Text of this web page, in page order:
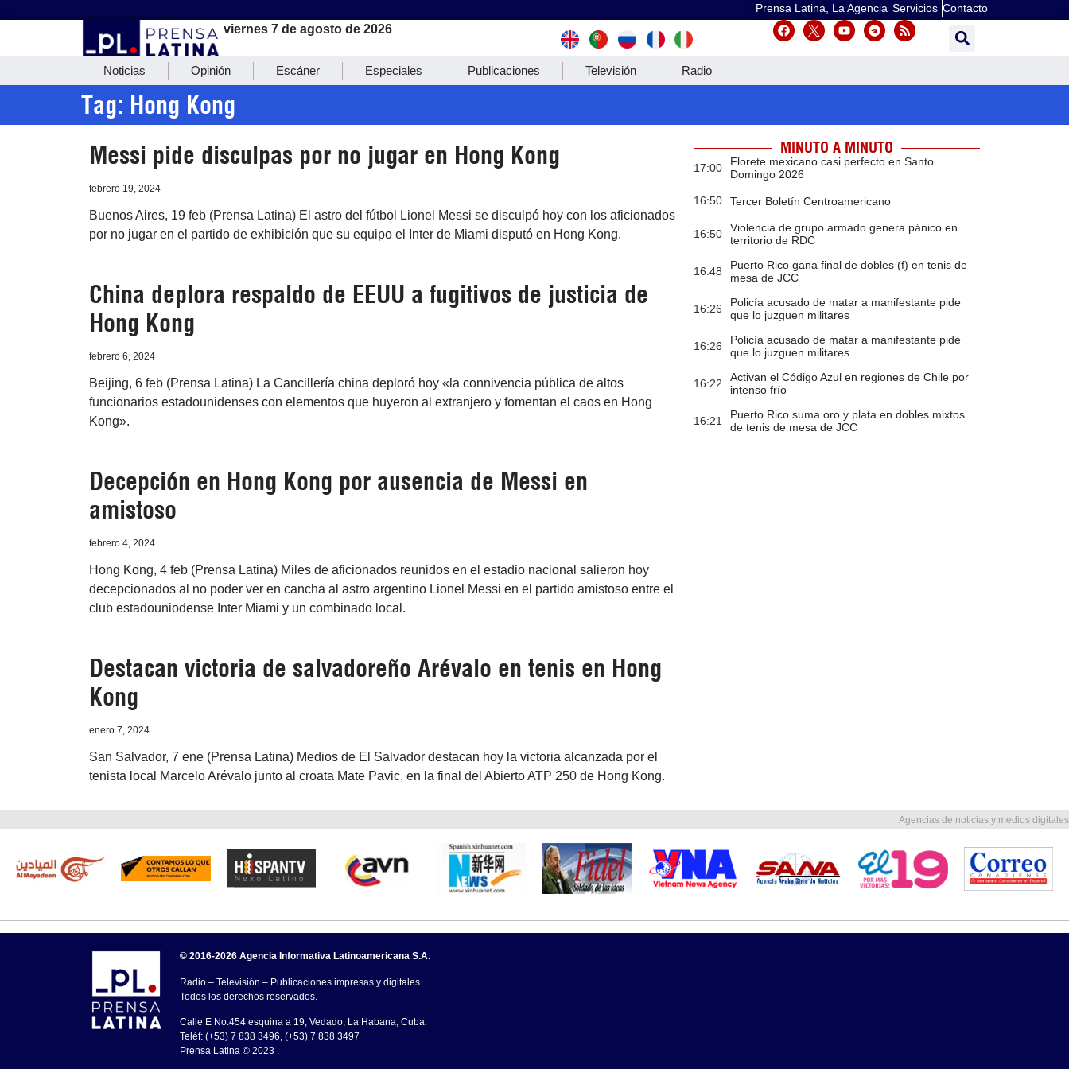
Prensa Latina, La Agencia Servicios Contacto
viernes 7 de agosto de 2026
Noticias Opinión Escáner Especiales Publicaciones Televisión Radio
Tag: Hong Kong
Messi pide disculpas por no jugar en Hong Kong
febrero 19, 2024
Buenos Aires, 19 feb (Prensa Latina) El astro del fútbol Lionel Messi se disculpó hoy con los aficionados
por no jugar en el partido de exhibición que su equipo el Inter de Miami disputó en Hong Kong.
China deplora respaldo de EEUU a fugitivos de justicia de
Hong Kong
febrero 6, 2024
Beijing, 6 feb (Prensa Latina) La Cancillería china deploró hoy «la connivencia pública de altos
funcionarios estadounidenses con elementos que huyeron al extranjero y fomentan el caos en Hong
Kong».
Decepción en Hong Kong por ausencia de Messi en
amistoso
febrero 4, 2024
Hong Kong, 4 feb (Prensa Latina) Miles de aficionados reunidos en el estadio nacional salieron hoy
decepcionados al no poder ver en cancha al astro argentino Lionel Messi en el partido amistoso entre el
club estadouniodense Inter Miami y un combinado local.
Destacan victoria de salvadoreño Arévalo en tenis en Hong
Kong
enero 7, 2024
San Salvador, 7 ene (Prensa Latina) Medios de El Salvador destacan hoy la victoria alcanzada por el
tenista local Marcelo Arévalo junto al croata Mate Pavic, en la final del Abierto ATP 250 de Hong Kong.
MINUTO A MINUTO
17:00
Florete mexicano casi perfecto en Santo
Domingo 2026
16:50 Tercer Boletín Centroamericano
16:50
Violencia de grupo armado genera pánico en
territorio de RDC
16:48
Puerto Rico gana final de dobles (f) en tenis de
mesa de JCC
16:26
Policía acusado de matar a manifestante pide
que lo juzguen militares
16:26
Policía acusado de matar a manifestante pide
que lo juzguen militares
16:22
Activan el Código Azul en regiones de Chile por
intenso frío
16:21
Puerto Rico suma oro y plata en dobles mixtos
de tenis de mesa de JCC
Agencias de noticias y medios digitales
© 2016-2026 Agencia Informativa Latinoamericana S.A.
Radio – Televisión – Publicaciones impresas y digitales.
Todos los derechos reservados.
Calle E No.454 esquina a 19, Vedado, La Habana, Cuba.
Teléf: (+53) 7 838 3496, (+53) 7 838 3497
Prensa Latina © 2023 .